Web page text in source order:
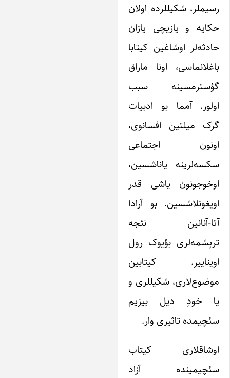
شکیللرده اولان
و یازیچی یازان
اوشاغین کیتابا
اونا ماراق
سبب
آمما بو ادبیات
میلتین افسانوی،
اجتماعی
یاناشسین،
یاشی قدر
بو آرادا
آنانین نئجه
بؤیوک رول
کیتابین
شکیللری و
خودِ دیل بیزیم
تاثیری وار.
کیتاب
آزاد